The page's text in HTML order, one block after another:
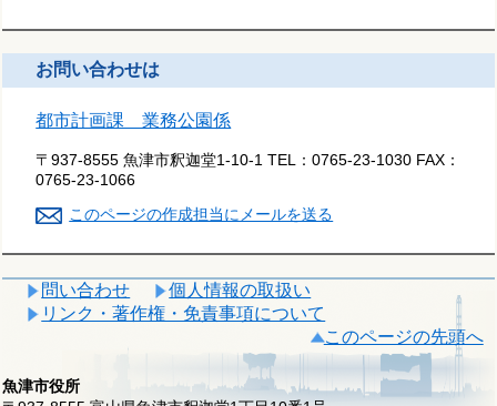
お問い合わせは
都市計画課 業務公園係
〒937-8555 魚津市釈迦堂1-10-1 TEL：0765-23-1030 FAX：
0765-23-1066
このページの作成担当にメールを送る
問い合わせ
個人情報の取扱い
リンク・著作権・免責事項について
このページの先頭へ
魚津市役所